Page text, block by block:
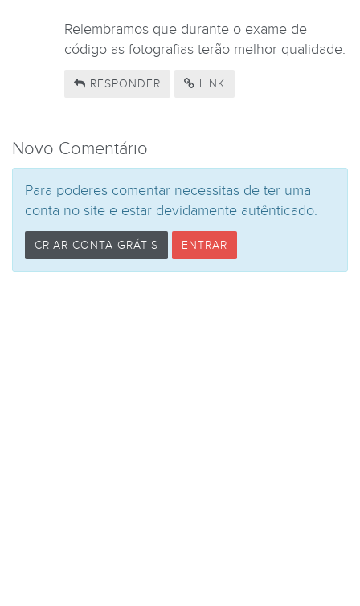
Relembramos que durante o exame de
código as fotografias terão melhor qualidade.
RESPONDER LINK
Novo Comentário
Para poderes comentar necessitas de ter uma
conta no site e estar devidamente autênticado.
CRIAR CONTA GRÁTIS ENTRAR